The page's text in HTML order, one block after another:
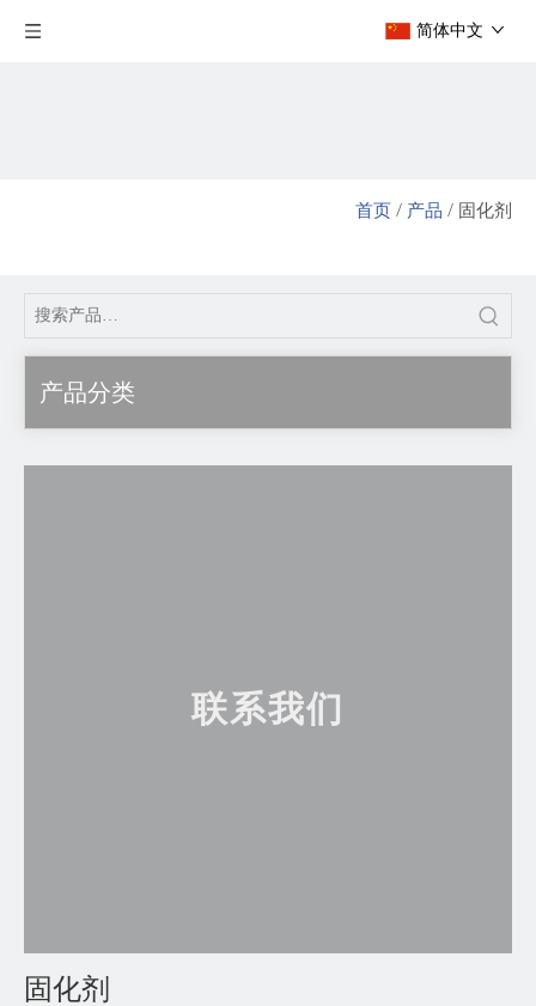
简体中文
首页 / 产品 / 固化剂
产品分类
联系我们
固化剂